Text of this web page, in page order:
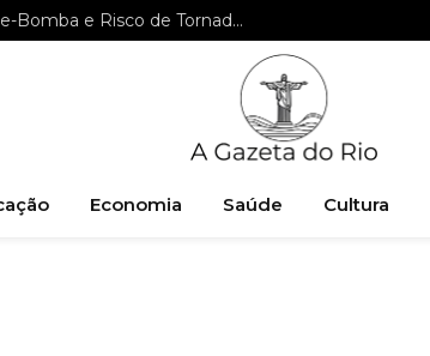
Previsão do Tempo no RS: Ciclone-Bomba e Risco de Tornado Impactam Quinta-feira
Economia Saúde Cultura